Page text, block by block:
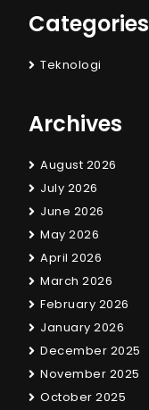
Categories
Teknologi
Archives
August 2026
July 2026
June 2026
May 2026
April 2026
March 2026
February 2026
January 2026
December 2025
November 2025
October 2025